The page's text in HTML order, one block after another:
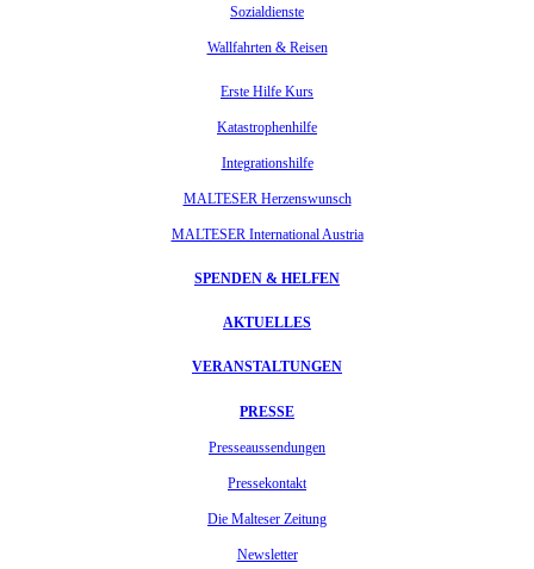
Sozialdienste
Wallfahrten & Reisen
Erste Hilfe Kurs
Katastrophenhilfe
Integrationshilfe
MALTESER Herzenswunsch
MALTESER International Austria
SPENDEN & HELFEN
AKTUELLES
VERANSTALTUNGEN
PRESSE
Presseaussendungen
Pressekontakt
Die Malteser Zeitung
Newsletter